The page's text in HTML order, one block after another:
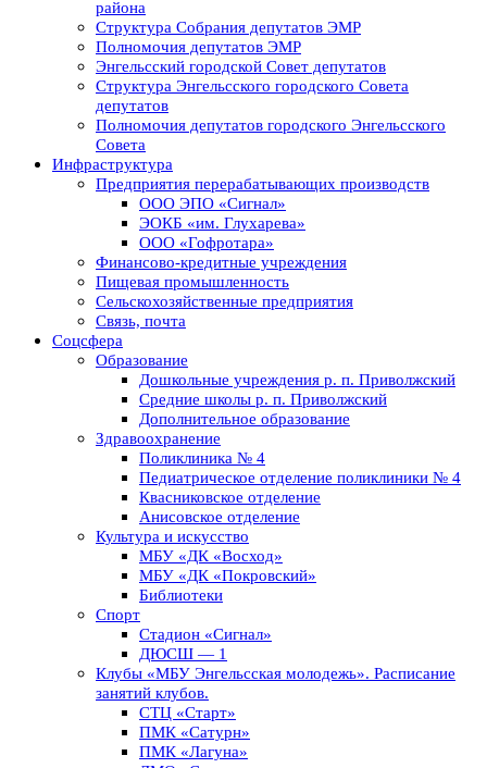
района
Структура Собрания депутатов ЭМР
Полномочия депутатов ЭМР
Энгельсский городской Совет депутатов
Структура Энгельсского городского Совета
депутатов
Полномочия депутатов городского Энгельсского
Совета
Инфраструктура
Предприятия перерабатывающих производств
ООО ЭПО «Сигнал»
ЭОКБ «им. Глухарева»
ООО «Гофротара»
Финансово-кредитные учреждения
Пищевая промышленность
Сельскохозяйственные предприятия
Связь, почта
Соцсфера
Образование
Дошкольные учреждения р. п. Приволжский
Средние школы р. п. Приволжский
Дополнительное образование
Здравоохранение
Поликлиника № 4
Педиатрическое отделение поликлиники № 4
Квасниковское отделение
Анисовское отделение
Культура и искусство
МБУ «ДК «Восход»
МБУ «ДК «Покровский»
Библиотеки
Спорт
Стадион «Сигнал»
ДЮСШ — 1
Клубы «МБУ Энгельсская молодежь». Расписание
занятий клубов.
СТЦ «Старт»
ПМК «Сатурн»
ПМК «Лагуна»